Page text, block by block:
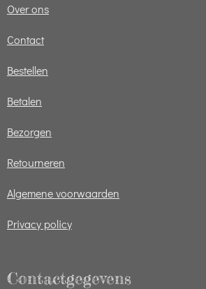
Over ons
Contact
Bestellen
Betalen
Bezorgen
Retourneren
Algemene voorwaarden
Privacy policy
Contactgegevens